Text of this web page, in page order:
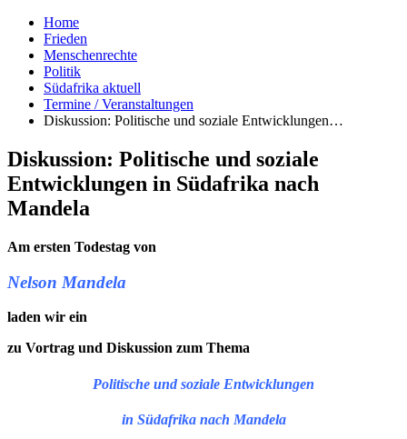
Home
Frieden
Menschenrechte
Politik
Südafrika aktuell
Termine / Veranstaltungen
Diskussion: Politische und soziale Entwicklungen…
Diskussion: Politische und soziale
Entwicklungen in Südafrika nach
Mandela
Am ersten Todestag von
Nelson Mandela
laden wir ein
zu Vortrag und Diskussion zum Thema
Politische und soziale Entwicklungen
in Südafrika nach Mandela